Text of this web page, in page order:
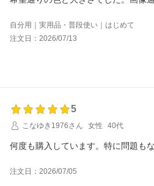
自分用｜実用品・普段使い｜はじめて
注文日：2026/07/13
5
こなゆき1976さん
女性 40代
何度も購入しています。特に問題も
注文日：2026/07/05